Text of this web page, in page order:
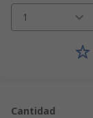
1
Cantidad